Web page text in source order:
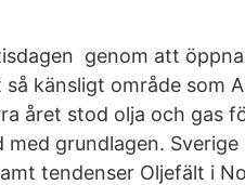
genom att
så känsligt område som
året stod olja och gas
grundlagen.
tendenser Oljefält i